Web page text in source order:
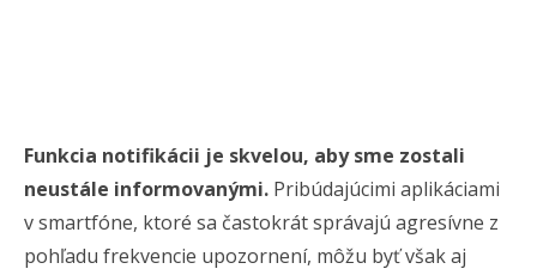
Funkcia notifikácii je skvelou, aby sme zostali
neustále informovanými. Pribúdajúcimi aplikáciami
v smartfóne, ktoré sa častokrát správajú agresívne z
pohľadu frekvencie upozornení, môžu byť však aj